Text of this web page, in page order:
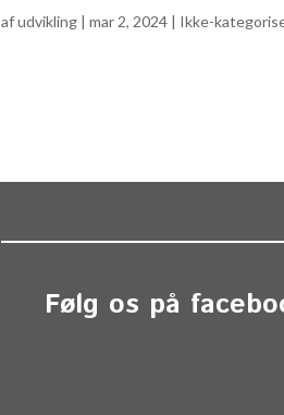
afudvikling |mar 2, 2024 | Ikke-
Følg os på